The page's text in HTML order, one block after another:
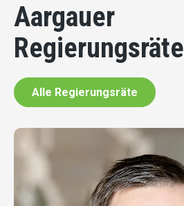
Aargauer
Regierungsräte
Alle Regierungsräte